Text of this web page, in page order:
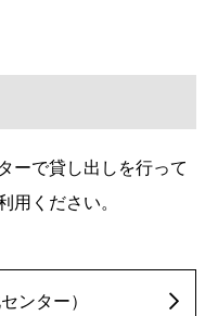
ーで貸し出しを行って
用ください。
ンター）